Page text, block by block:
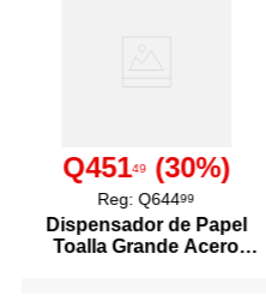
Dimensiones
Q45149 (30%)
Reg: Q64499
Dispensador de Papel
Toalla Grande Acero